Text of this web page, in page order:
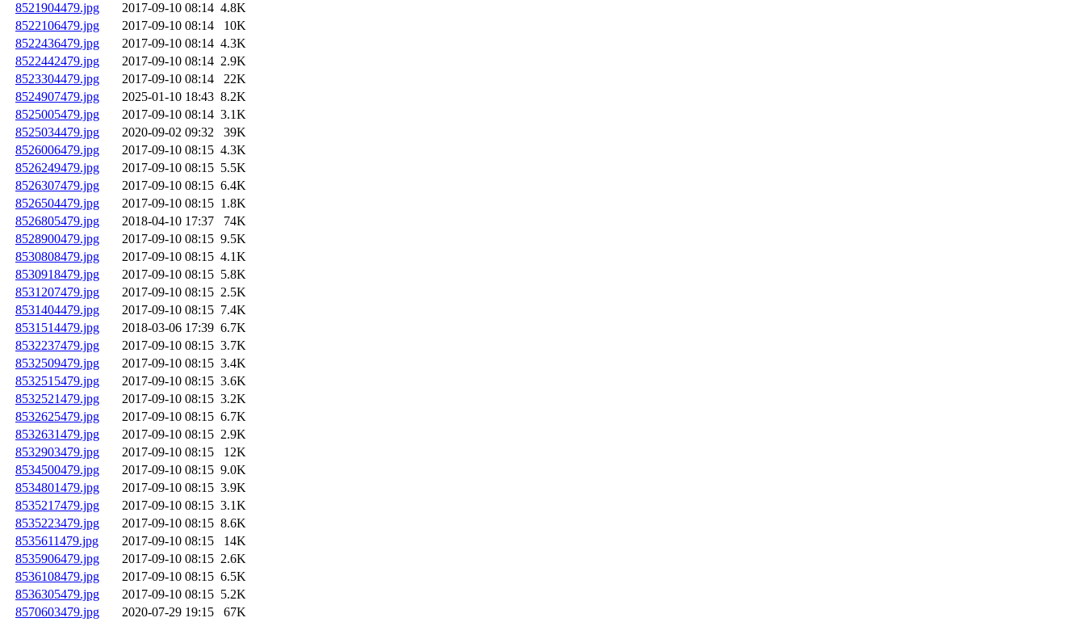
8521904479.jpg
2017-09-10 08:14 4.8K
8522106479.jpg
2017-09-10 08:14
10K
8522436479.jpg
2017-09-10 08:14 4.3K
8522442479.jpg
2017-09-10 08:14 2.9K
8523304479.jpg
2017-09-10 08:14
22K
8524907479.jpg
2025-01-10 18:43 8.2K
8525005479.jpg
2017-09-10 08:14 3.1K
8525034479.jpg
2020-09-02 09:32
39K
8526006479.jpg
2017-09-10 08:15 4.3K
8526249479.jpg
2017-09-10 08:15 5.5K
8526307479.jpg
2017-09-10 08:15 6.4K
8526504479.jpg
2017-09-10 08:15 1.8K
8526805479.jpg
2018-04-10 17:37
74K
8528900479.jpg
2017-09-10 08:15 9.5K
8530808479.jpg
2017-09-10 08:15 4.1K
8530918479.jpg
2017-09-10 08:15 5.8K
8531207479.jpg
2017-09-10 08:15 2.5K
8531404479.jpg
2017-09-10 08:15 7.4K
8531514479.jpg
2018-03-06 17:39 6.7K
8532237479.jpg
2017-09-10 08:15 3.7K
8532509479.jpg
2017-09-10 08:15 3.4K
8532515479.jpg
2017-09-10 08:15 3.6K
8532521479.jpg
2017-09-10 08:15 3.2K
8532625479.jpg
2017-09-10 08:15 6.7K
8532631479.jpg
2017-09-10 08:15 2.9K
8532903479.jpg
2017-09-10 08:15
12K
8534500479.jpg
2017-09-10 08:15 9.0K
8534801479.jpg
2017-09-10 08:15 3.9K
8535217479.jpg
2017-09-10 08:15 3.1K
8535223479.jpg
2017-09-10 08:15 8.6K
8535611479.jpg
2017-09-10 08:15
14K
8535906479.jpg
2017-09-10 08:15 2.6K
8536108479.jpg
2017-09-10 08:15 6.5K
8536305479.jpg
2017-09-10 08:15 5.2K
8570603479.jpg
2020-07-29 19:15
67K